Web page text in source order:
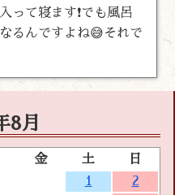
って寝ます❗でも風呂
るんですよね😅それで
8月
金 土
日
1
2